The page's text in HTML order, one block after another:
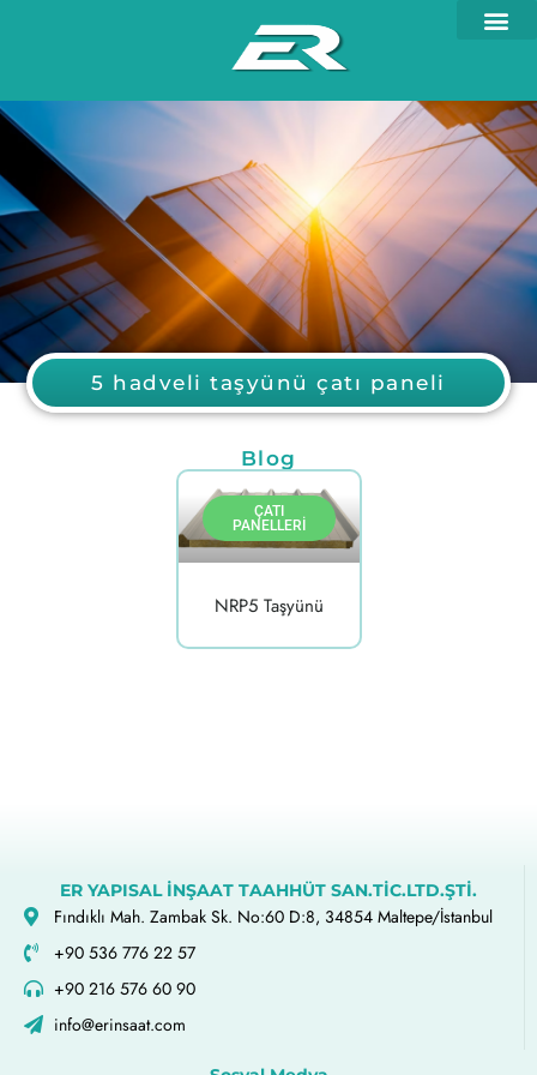
5 hadveli taşyünü çatı paneli
Blog
ÇATI
PANELLERI
NRP5 Taşyünü
ER YAPISAL İNŞAAT TAAHHÜT SAN.TİC.LTD.ŞTİ.
Fındıklı Mah. Zambak Sk. No:60 D:8, 34854 Maltepe/İstanbul
+90 536 776 22 57
+90 216 576 60 90
info@erinsaat.com